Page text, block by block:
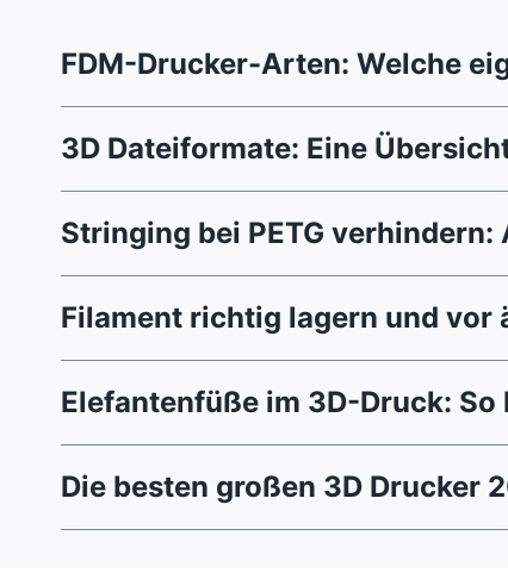
FDM-Drucker-Arten: Welche
3D Dateiformate: Eine
Stringing bei PETG
Filament richtig lagern und vor
Elefantenfüße im 3D-Druck: So
Die besten großen 3D Drucker